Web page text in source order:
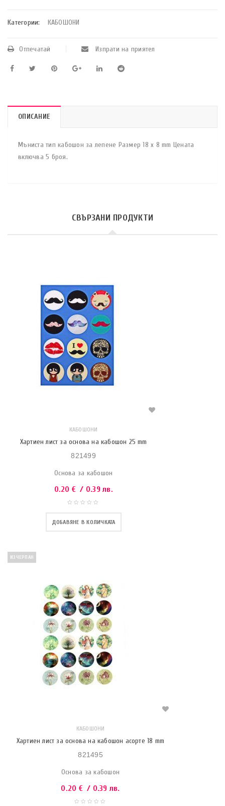
Категории: КАБОШОНИ
Отпечатай Изпрати на приятел
ОПИСАНИЕ
Мъниста тип кабошон за лепене Размер 18 x 8 mm Цената
включва 5 броя.
СВЪРЗАНИ ПРОДУКТИ
КАБОШОНИ
Хартиен лист за основа на кабошон 25 mm
821499
Основа за кабошон
0.20 € / 0.39 лв.
ДОБАВЯНЕ В КОЛИЧКАТА
ИЗЧЕРПАН
КАБОШОНИ
Хартиен лист за основа на кабошон асорте 18 mm
821495
Основа за кабошон
0.20 € / 0.39 лв.